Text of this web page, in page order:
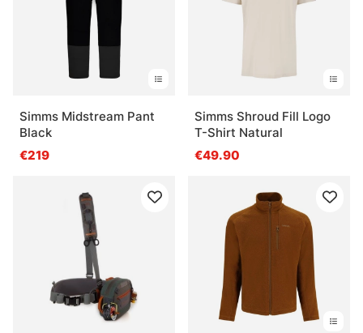
Simms Midstream Pant
Black
€219
Simms Shroud Fill Logo
T-Shirt Natural
€49.90